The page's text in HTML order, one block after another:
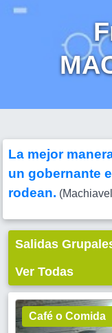
La mejor
un gobernante
rodean.
Salidas
Ver Todas
Café o Comida